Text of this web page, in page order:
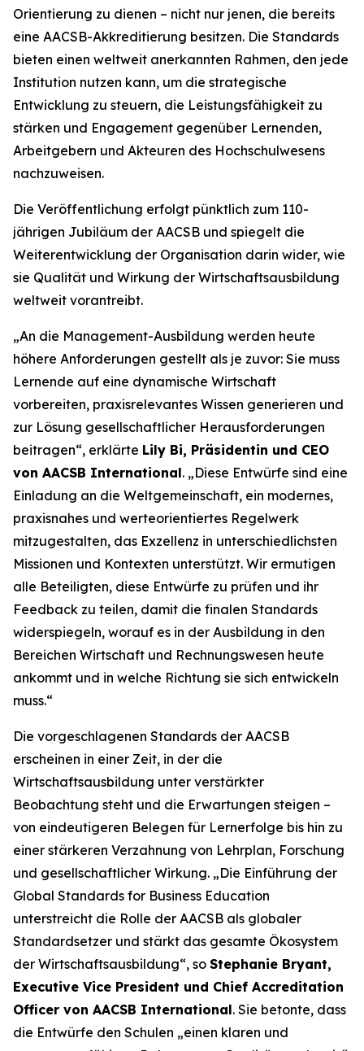
Orientierung zu dienen – nicht nur jenen, die bereits
eine AACSB-Akkreditierung besitzen. Die Standards
bieten einen weltweit anerkannten Rahmen, den jede
Institution nutzen kann, um die strategische
Entwicklung zu steuern, die Leistungsfähigkeit zu
stärken und Engagement gegenüber Lernenden,
Arbeitgebern und Akteuren des Hochschulwesens
nachzuweisen.
Die Veröffentlichung erfolgt pünktlich zum 110-
jährigen Jubiläum der AACSB und spiegelt die
Weiterentwicklung der Organisation darin wider, wie
sie Qualität und Wirkung der Wirtschaftsausbildung
weltweit vorantreibt.
„An die Management-Ausbildung werden heute
höhere Anforderungen gestellt als je zuvor: Sie muss
Lernende auf eine dynamische Wirtschaft
vorbereiten, praxisrelevantes Wissen generieren und
zur Lösung gesellschaftlicher Herausforderungen
beitragen“, erklärte Lily Bi, Präsidentin und CEO
von AACSB International. „Diese Entwürfe sind eine
Einladung an die Weltgemeinschaft, ein modernes,
praxisnahes und werteorientiertes Regelwerk
mitzugestalten, das Exzellenz in unterschiedlichsten
Missionen und Kontexten unterstützt. Wir ermutigen
alle Beteiligten, diese Entwürfe zu prüfen und ihr
Feedback zu teilen, damit die finalen Standards
widerspiegeln, worauf es in der Ausbildung in den
Bereichen Wirtschaft und Rechnungswesen heute
ankommt und in welche Richtung sie sich entwickeln
muss.“
Die vorgeschlagenen Standards der AACSB
erscheinen in einer Zeit, in der die
Wirtschaftsausbildung unter verstärkter
Beobachtung steht und die Erwartungen steigen –
von eindeutigeren Belegen für Lernerfolge bis hin zu
einer stärkeren Verzahnung von Lehrplan, Forschung
und gesellschaftlicher Wirkung. „Die Einführung der
Global Standards for Business Education
unterstreicht die Rolle der AACSB als globaler
Standardsetzer und stärkt das gesamte Ökosystem
der Wirtschaftsausbildung“, so Stephanie Bryant,
Executive Vice President und Chief Accreditation
Officer von AACSB International. Sie betonte, dass
die Entwürfe den Schulen „einen klaren und